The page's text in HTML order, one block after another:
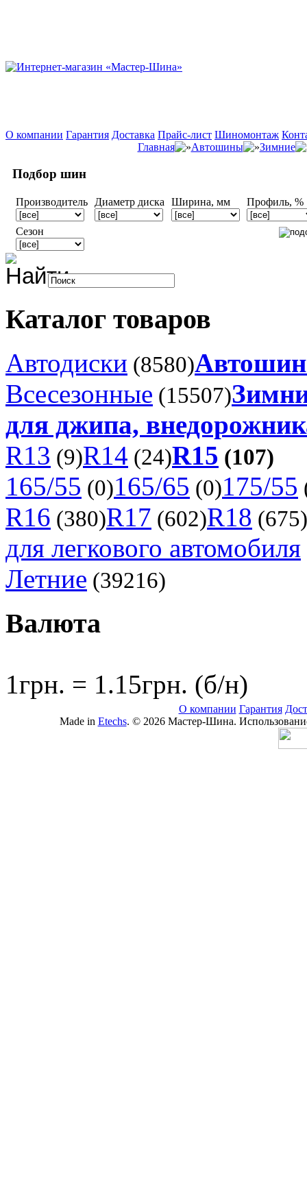
О компании Гарантия Доставка Прайс-лист Шиномонтаж
Главная
Автошины Зимние
Подбор шин
Производитель Диаметр диска Ширина, мм Профиль, %
Сезон
Каталог товаров
Автодиски (8580)
Всесезонные (15507)
для джипа,
R13 (9)R14 (24)R15 (107)
165/55 (0)165/65 (0)175/55
R16 (380)R17 (602)R18 (675)
для легкового автомобиля
Летние (39216)
Валюта
1грн. = 1.15грн. (б/н)
О компании Гарантия
Made in Etechs. © 2026 Мастер-Шина.